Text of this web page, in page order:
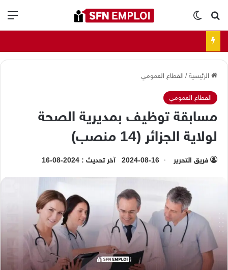
بحث عنالوضع المظلم
الرئيسية/ القطاع العمومي
القطاع العمومي
مسابقة توظيف بمديرية الصحة
لولاية الجزائر (14 منصب)
فريق التحرير 2024-08-16 آخر تحديث : 2024-08-16